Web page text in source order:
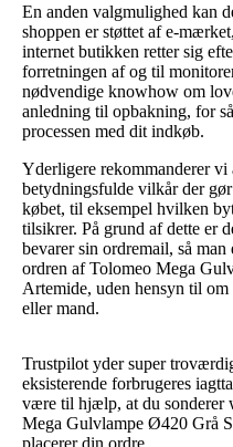
En anden valgmulighed kan
shoppen er støttet af e-
internet butikken retter sig
forretningen af og til
nødvendige knowhow om
anledning til opbakning, for
processen med dit indkøb.
Yderligere rekommanderer vi
betydningsfulde vilkår der
købet, til eksempel hvilken
tilsikrer. På grund af dette er
bevarer sin ordremail, så
ordren af Tolomeo Mega
Artemide, uden hensyn til
eller mand.
Trustpilot yder super
eksisterende forbrugeres
være til hjælp, at du sonderer
Mega Gulvlampe Ø420 Grå
placerer din ordre.